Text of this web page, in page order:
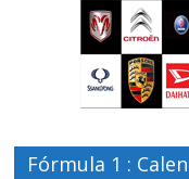
Fórmula 1 :